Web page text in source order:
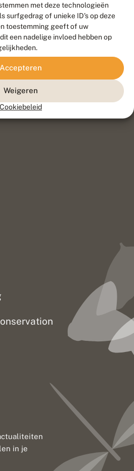
met deze technologieën
surfgedrag of unieke ID's op deze
toestemming geeft of uw
een nadelige invloed hebben op
Accepteren
Weigeren
Cookiebeleid
in je
Vlinderstichting
door
Go2People
, ontworpen door
Field Agency
Privacy
Disclaimer
Sitemap